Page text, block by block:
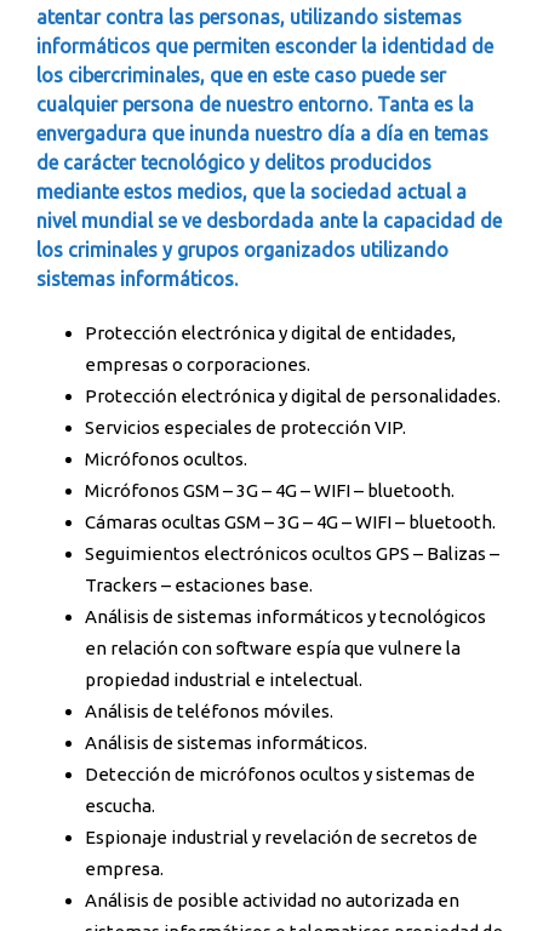
atentar contra las personas, utilizando sistemas
informáticos que permiten esconder la identidad de
los cibercriminales, que en este caso puede ser
cualquier persona de nuestro entorno. Tanta es la
envergadura que inunda nuestro día a día en temas
de carácter tecnológico y delitos producidos
mediante estos medios, que la sociedad actual a
nivel mundial se ve desbordada ante la capacidad de
los criminales y grupos organizados utilizando
sistemas informáticos.
Protección electrónica y digital de entidades,
empresas o corporaciones.
Protección electrónica y digital de personalidades.
Servicios especiales de protección VIP.
Micrófonos ocultos.
Micrófonos GSM – 3G – 4G – WIFI – bluetooth.
Cámaras ocultas GSM – 3G – 4G – WIFI – bluetooth.
Seguimientos electrónicos ocultos GPS – Balizas –
Trackers – estaciones base.
Análisis de sistemas informáticos y tecnológicos
en relación con software espía que vulnere la
propiedad industrial e intelectual.
Análisis de teléfonos móviles.
Análisis de sistemas informáticos.
Detección de micrófonos ocultos y sistemas de
escucha.
Espionaje industrial y revelación de secretos de
empresa.
Análisis de posible actividad no autorizada en